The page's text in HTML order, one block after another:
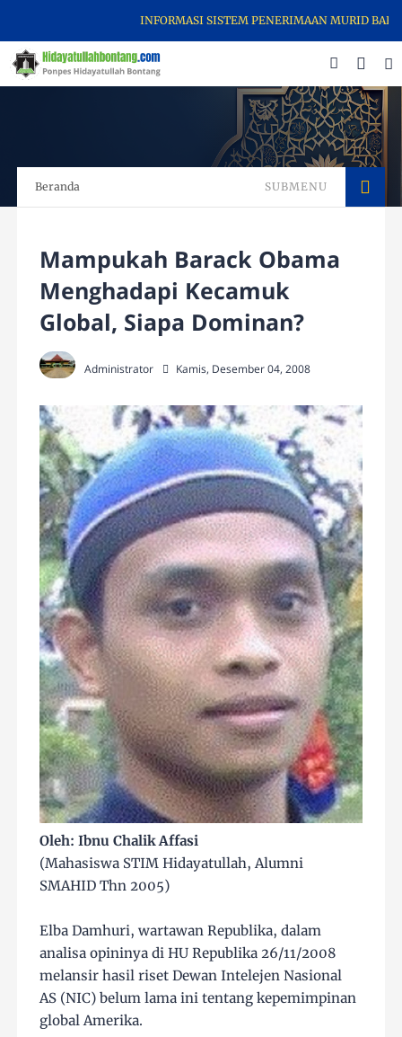
INFORMASI SISTEM PENERIMAAN MURID BARU
Beranda SUBMENU
Mampukah Barack Obama
Menghadapi Kecamuk
Global, Siapa Dominan?
Administrator Kamis, Desember 04, 2008
Oleh: Ibnu Chalik Affasi
(Mahasiswa STIM Hidayatullah, Alumni
SMAHID Thn 2005)
Elba Damhuri, wartawan Republika, dalam
analisa opininya di HU Republika 26/11/2008
melansir hasil riset Dewan Intelejen Nasional
AS (NIC) belum lama ini tentang kepemimpinan
global Amerika.